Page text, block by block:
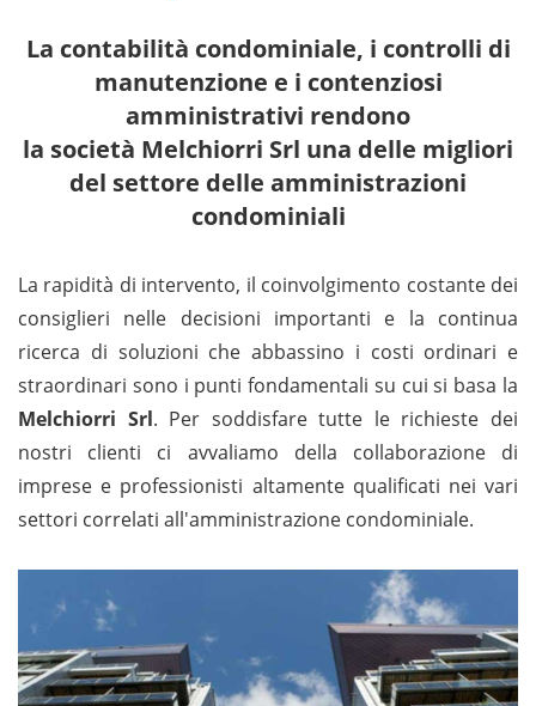
La contabilità condominiale, i controlli di
manutenzione e i contenziosi
amministrativi rendono
la società Melchiorri Srl una delle migliori
del settore delle amministrazioni
condominiali
La rapidità di intervento, il coinvolgimento costante dei
consiglieri nelle decisioni importanti e la continua
ricerca di soluzioni che abbassino i costi ordinari e
straordinari sono i punti fondamentali su cui si basa la
Melchiorri Srl. Per soddisfare tutte le richieste dei
nostri clienti ci avvaliamo della collaborazione di
imprese e professionisti altamente qualificati nei vari
settori correlati all'amministrazione condominiale.